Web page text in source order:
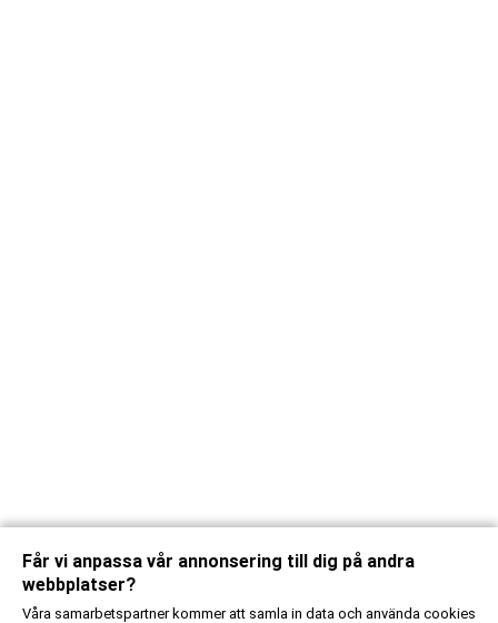
Får vi anpassa vår annonsering till dig på andra
webbplatser?
Våra samarbetspartner kommer att samla in data och använda cookies